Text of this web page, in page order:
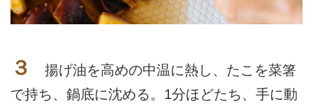
３
揚げ油を高めの中温に熱し、たこを菜箸
で持ち、鍋底に沈める。1分ほどたち、手に動